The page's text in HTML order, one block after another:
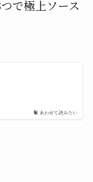
で極上ソース
あわせて読みたい